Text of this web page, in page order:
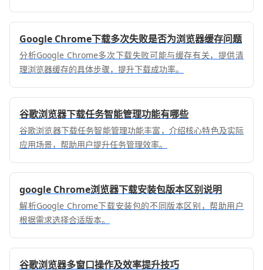
Google Chrome下载多次失败是否为浏览器缓存问题
分析Google Chrome多次下载失败可能与缓存有关，提供清
理浏览器缓存的具体步骤，提升下载成功率。
谷歌浏览器下载任务智能管理功能有哪些
谷歌浏览器下载任务智能管理功能丰富，介绍核心特色及实际
应用场景，帮助用户提升任务管理效率。
google Chrome浏览器下载安装包版本区别说明
解析Google Chrome下载安装包的不同版本区别，帮助用户
根据需求选择合适版本。
谷歌浏览器多窗口操作及效率提升技巧